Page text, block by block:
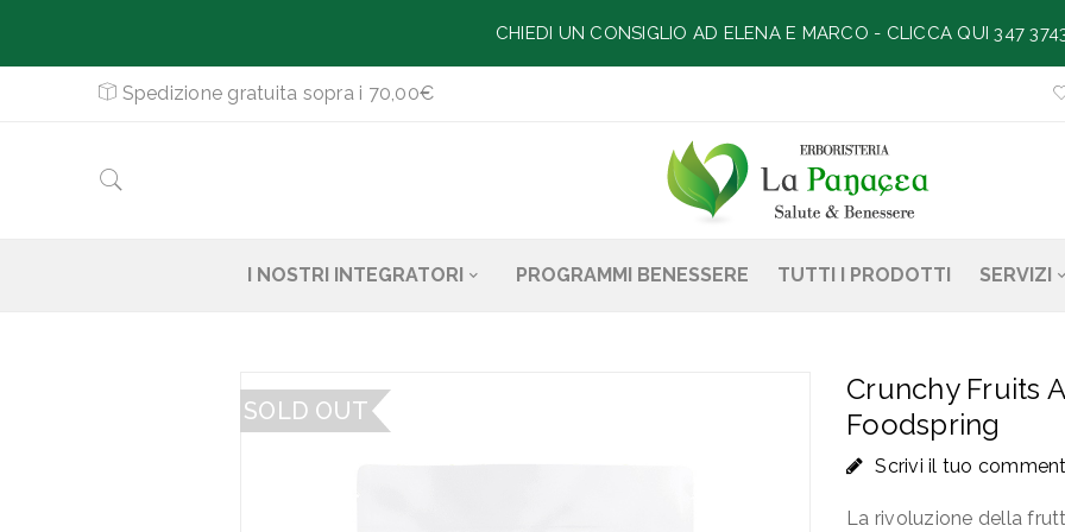
Spedizione gratuita sopra i 70,00€
I NOSTRI INTEGRATORI PROGRAMMI BENESSERE TUTTI I PRODOTTI SERVIZI
SOLD OUT
Crunchy Fruits
Foodspring
Scrivi il tuo
La rivoluzione della
CHIEDI UN CONSIGLIO AD ELENA E MARCO - CLICCA QUI 347